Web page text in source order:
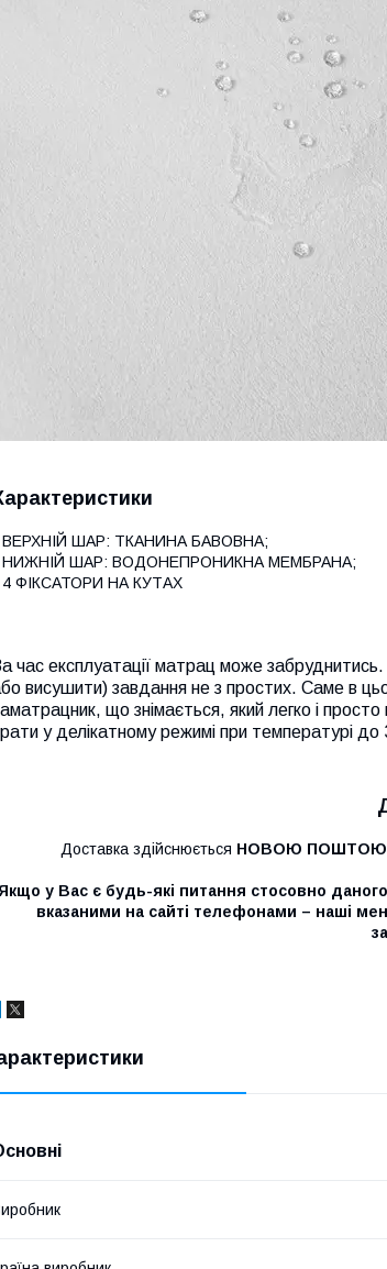
ВЕРХНІЙ ШАР: ТКАНИНА БАВОВНА;
НИЖНІЙ ШАР: ВОДОНЕПРОНИКНА МЕМБРАНА;
4 ФІКСАТОРИ НА КУТАХ
час експлуатації матрац може
висушити) завдання не з простих. Саме в
що знімається, який легко і
у делікатному режимі при температурі до
Доставка здійснюється НОВОЮ ПОШТОЮ
у Вас є будь-які питання стосовно
вказаними на сайті телефонами – наші